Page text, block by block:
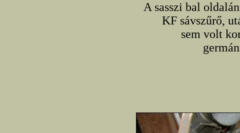
A sasszi bal
KF sávszűrő,
sem volt